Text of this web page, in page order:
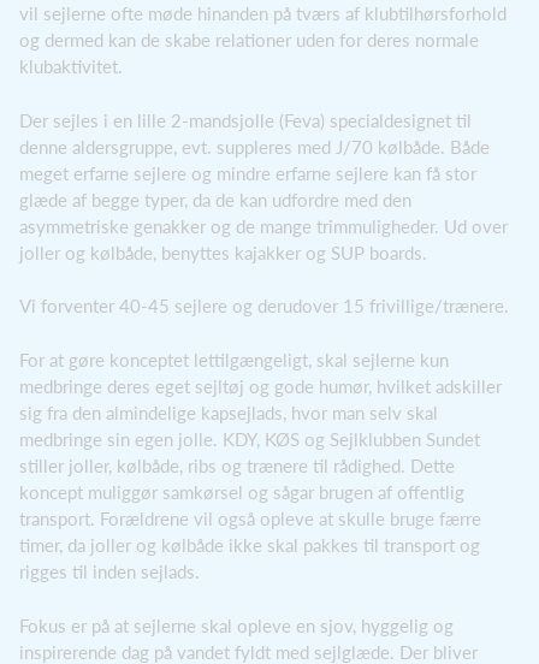
vil sejlerne ofte møde hinanden på tværs af klubtilhørsforhold
og dermed kan de skabe relationer uden for deres normale
klubaktivitet.
Der sejles i en lille 2-mandsjolle (Feva) specialdesignet til
denne aldersgruppe, evt. suppleres med J/70 kølbåde. Både
meget erfarne sejlere og mindre erfarne sejlere kan få stor
glæde af begge typer, da de kan udfordre med den
asymmetriske genakker og de mange trimmuligheder. Ud over
joller og kølbåde, benyttes kajakker og SUP boards.
Vi forventer 40-45 sejlere og derudover 15 frivillige/trænere.
For at gøre konceptet lettilgængeligt, skal sejlerne kun
medbringe deres eget sejltøj og gode humør, hvilket adskiller
sig fra den almindelige kapsejlads, hvor man selv skal
medbringe sin egen jolle. KDY, KØS og Sejlklubben Sundet
stiller joller, kølbåde, ribs og trænere til rådighed. Dette
koncept muliggør samkørsel og sågar brugen af offentlig
transport. Forældrene vil også opleve at skulle bruge færre
timer, da joller og kølbåde ikke skal pakkes til transport og
rigges til inden sejlads.
Fokus er på at sejlerne skal opleve en sjov, hyggelig og
inspirerende dag på vandet fyldt med sejlglæde. Der bliver